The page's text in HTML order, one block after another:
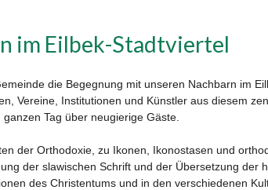
im Eilbek-Stadtviertel
die Begegnung mit unseren Nachbarn im
Vereine, Institutionen und Künstler aus diesem
Tag über neugierige Gäste.
der Orthodoxie, zu Ikonen, Ikonostasen und
der slawischen Schrift und der Übersetzung der
des Christentums und in den verschiedenen